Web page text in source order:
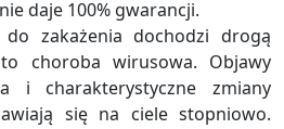
daje 100% gwarancji.
zakażenia dochodzi drogą
choroba wirusowa. Objawy
i charakterystyczne zmiany
się na ciele stopniowo.